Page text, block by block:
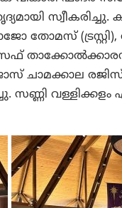
തോമസ്
ചാമക്കാല
സണ്ണി